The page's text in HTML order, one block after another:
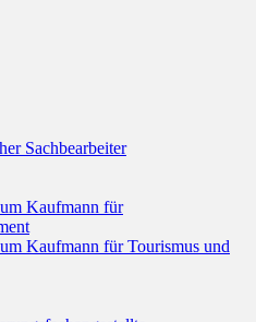
Sachbearbeiter
Kaufmann für
Kaufmann für Tourismus und